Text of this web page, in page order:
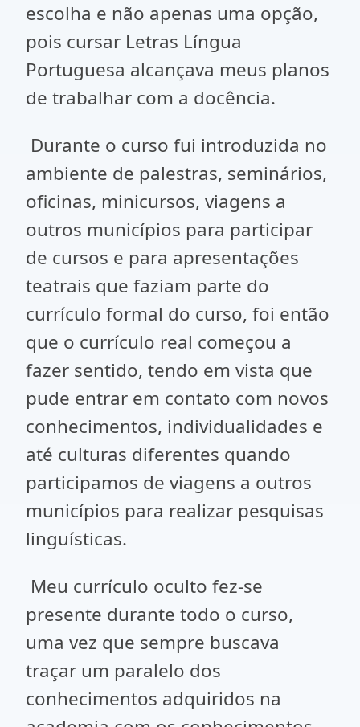
escolha e não apenas uma opção,
pois cursar Letras Língua
Portuguesa alcançava meus planos
de trabalhar com a docência.
Durante o curso fui introduzida no
ambiente de palestras, seminários,
oficinas, minicursos, viagens a
outros municípios para participar
de cursos e para apresentações
teatrais que faziam parte do
currículo formal do curso, foi então
que o currículo real começou a
fazer sentido, tendo em vista que
pude entrar em contato com novos
conhecimentos, individualidades e
até culturas diferentes quando
participamos de viagens a outros
municípios para realizar pesquisas
linguísticas.
Meu currículo oculto fez-se
presente durante todo o curso,
uma vez que sempre buscava
traçar um paralelo dos
conhecimentos adquiridos na